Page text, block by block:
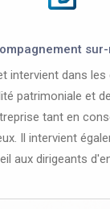
intervient dans les
patrimoniale et
tant en
Il intervient
aux dirigeants